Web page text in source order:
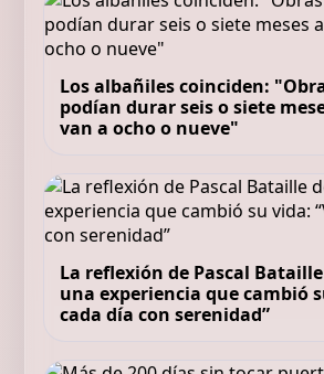
Los albañiles coinciden:
podían durar seis o siete
van a ocho o nueve"
La reflexión de Pascal
una experiencia que cambió
cada día con serenidad”